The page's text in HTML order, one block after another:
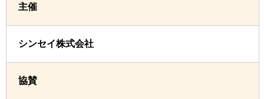
主催
シンセイ株式会社
協賛